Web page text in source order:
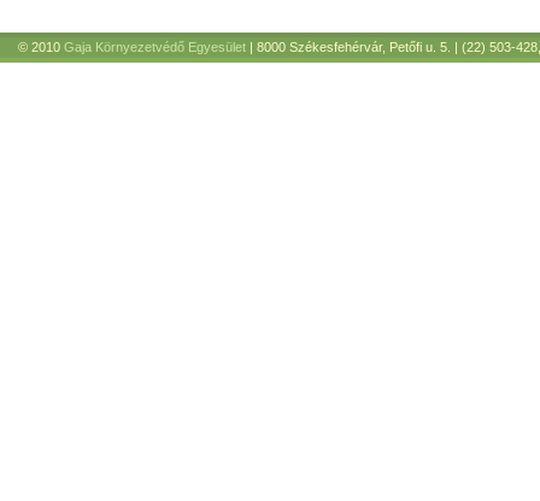
© 2010 Gaja Környezetvédő Egyesület | 8000 Székesfehérvár, Petőfi u. 5. | (22) 503-